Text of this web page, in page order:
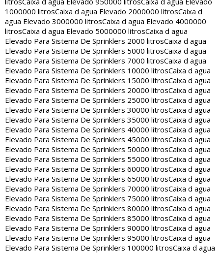
1000000 litrosCaixa d agua Elevado 2000000 litrosCaixa d
agua Elevado 3000000 litrosCaixa d agua Elevado 4000000
litrosCaixa d agua Elevado 5000000 litrosCaixa d agua
Elevado Para Sistema De Sprinklers 2000 litrosCaixa d agua
Elevado Para Sistema De Sprinklers 5000 litrosCaixa d agua
Elevado Para Sistema De Sprinklers 7000 litrosCaixa d agua
Elevado Para Sistema De Sprinklers 10000 litrosCaixa d agua
Elevado Para Sistema De Sprinklers 15000 litrosCaixa d agua
Elevado Para Sistema De Sprinklers 20000 litrosCaixa d agua
Elevado Para Sistema De Sprinklers 25000 litrosCaixa d agua
Elevado Para Sistema De Sprinklers 30000 litrosCaixa d agua
Elevado Para Sistema De Sprinklers 35000 litrosCaixa d agua
Elevado Para Sistema De Sprinklers 40000 litrosCaixa d agua
Elevado Para Sistema De Sprinklers 45000 litrosCaixa d agua
Elevado Para Sistema De Sprinklers 50000 litrosCaixa d agua
Elevado Para Sistema De Sprinklers 55000 litrosCaixa d agua
Elevado Para Sistema De Sprinklers 60000 litrosCaixa d agua
Elevado Para Sistema De Sprinklers 65000 litrosCaixa d agua
Elevado Para Sistema De Sprinklers 70000 litrosCaixa d agua
Elevado Para Sistema De Sprinklers 75000 litrosCaixa d agua
Elevado Para Sistema De Sprinklers 80000 litrosCaixa d agua
Elevado Para Sistema De Sprinklers 85000 litrosCaixa d agua
Elevado Para Sistema De Sprinklers 90000 litrosCaixa d agua
Elevado Para Sistema De Sprinklers 95000 litrosCaixa d agua
Elevado Para Sistema De Sprinklers 100000 litrosCaixa d agua